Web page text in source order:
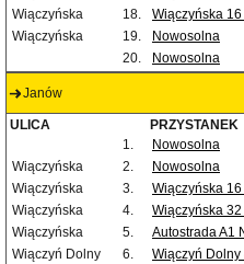
Wiączyńska
18. Wiączyńska 16
Wiączyńska
19. Nowosolna
20.
Nowosolna
Janów
ULICA PRZYSTANEK
1.
Nowosolna
Wiączyńska
2. Nowosolna
Wiączyńska
3. Wiączyńska 16
Wiączyńska
4. Wiączyńska 32
Wiączyńska
5. Autostrada A1
Wiączyń Dolny
6. Wiączyń Dolny